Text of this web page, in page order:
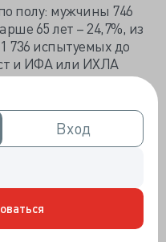
Вход
Вход
полу: мужчины 746
65 лет – 24,7%, из
736 испытуемых до
и ИФА или ИХЛА
системами
CoV-2.
45 суток
SARS-CoV-2-
положительным
представлены для